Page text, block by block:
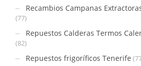
Recambios Campanas
(77)
Repuestos Calderas Termos
(82)
Repuestos frigoríficos Tenerife